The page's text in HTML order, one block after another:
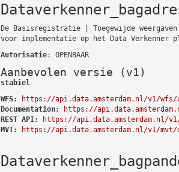
De Basisregistratie | Toegewijde
voor implementatie op het Data Verkenner
Autorisatie: OPENBAAR
Aanbevolen versie (v1)
stabiel
WFS:
https://api.data.amsterdam.nl/v1/wfs/
Documentation:
https://
REST API:
https://api.data.amsterdam.nl/
MVT:
https://api.data.amsterdam.nl/v1/mvt/